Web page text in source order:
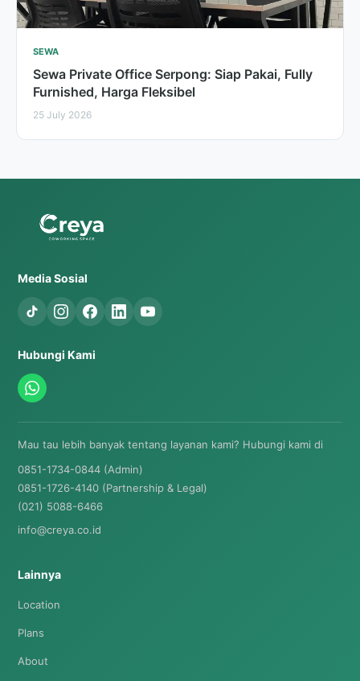
SEWA
Sewa Private Office Serpong: Siap Pakai, Fully
Furnished, Harga Fleksibel
25 July 2026
Media Sosial
Hubungi Kami
Mau tau lebih banyak tentang layanan kami? Hubungi kami di
0851-1734-0844 (Admin)
0851-1726-4140 (Partnership & Legal)
(021) 5088-6466
info@creya.co.id
Lainnya
Location
Plans
About